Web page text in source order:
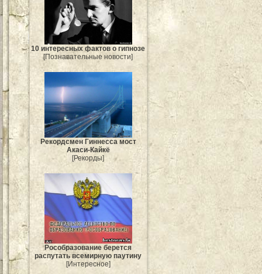
10 интересных фактов о гипнозе
[Познавательные новости]
Рекордсмен Гиннесса мост
Акаси-Кайкё
[Рекорды]
Рособразование берется
распутать всемирную паутину
[Интересное]